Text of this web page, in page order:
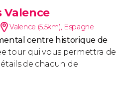
Valence
Valence (5.5km), Espagne
centre historique de
tour qui vous permettra de
de chacun de